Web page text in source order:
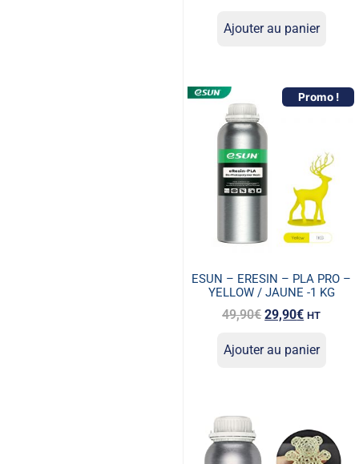
Ajouter au panier
Promo !
ESUN – ERESIN – PLA PRO –
YELLOW / JAUNE -1 KG
49,90€ 29,90€ HT
Ajouter au panier